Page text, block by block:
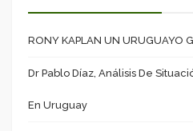
RONY KAPLAN UN URUGUAYO
Dr Pablo Díaz, Análisis De
En Uruguay